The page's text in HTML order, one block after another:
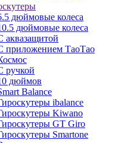
дюймовые колеса
дюймовые колеса
аквазащитой
приложением ТаоТао
ручкой
дюймов
Balance
ibalance
Kiwano
GT Giro
Smartone